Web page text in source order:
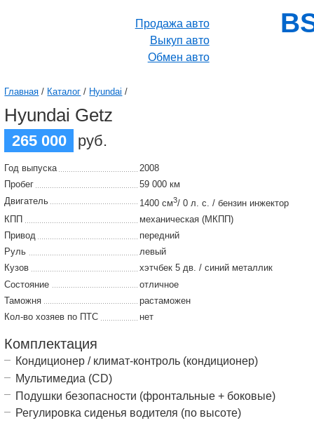
Продажа авто
Выкуп авто
Обмен авто
Главная / Каталог / Hyundai /
Hyundai Getz
265 000 руб.
Год выпуска
2008
Пробег
59 000 км
Двигатель
1400 см3/ 0 л. с. / бензин инжектор
КПП
механическая (МКПП)
Привод
передний
Руль
левый
Кузов
хэтчбек 5 дв. / синий металлик
Состояние
отличное
Таможня
растаможен
Кол-во хозяев по ПТС
нет
Комплектация
Кондиционер / климат-контроль (кондиционер)
Мультимедиа (CD)
Подушки безопасности (фронтальные + боковые)
Регулировка сиденья водителя (по высоте)